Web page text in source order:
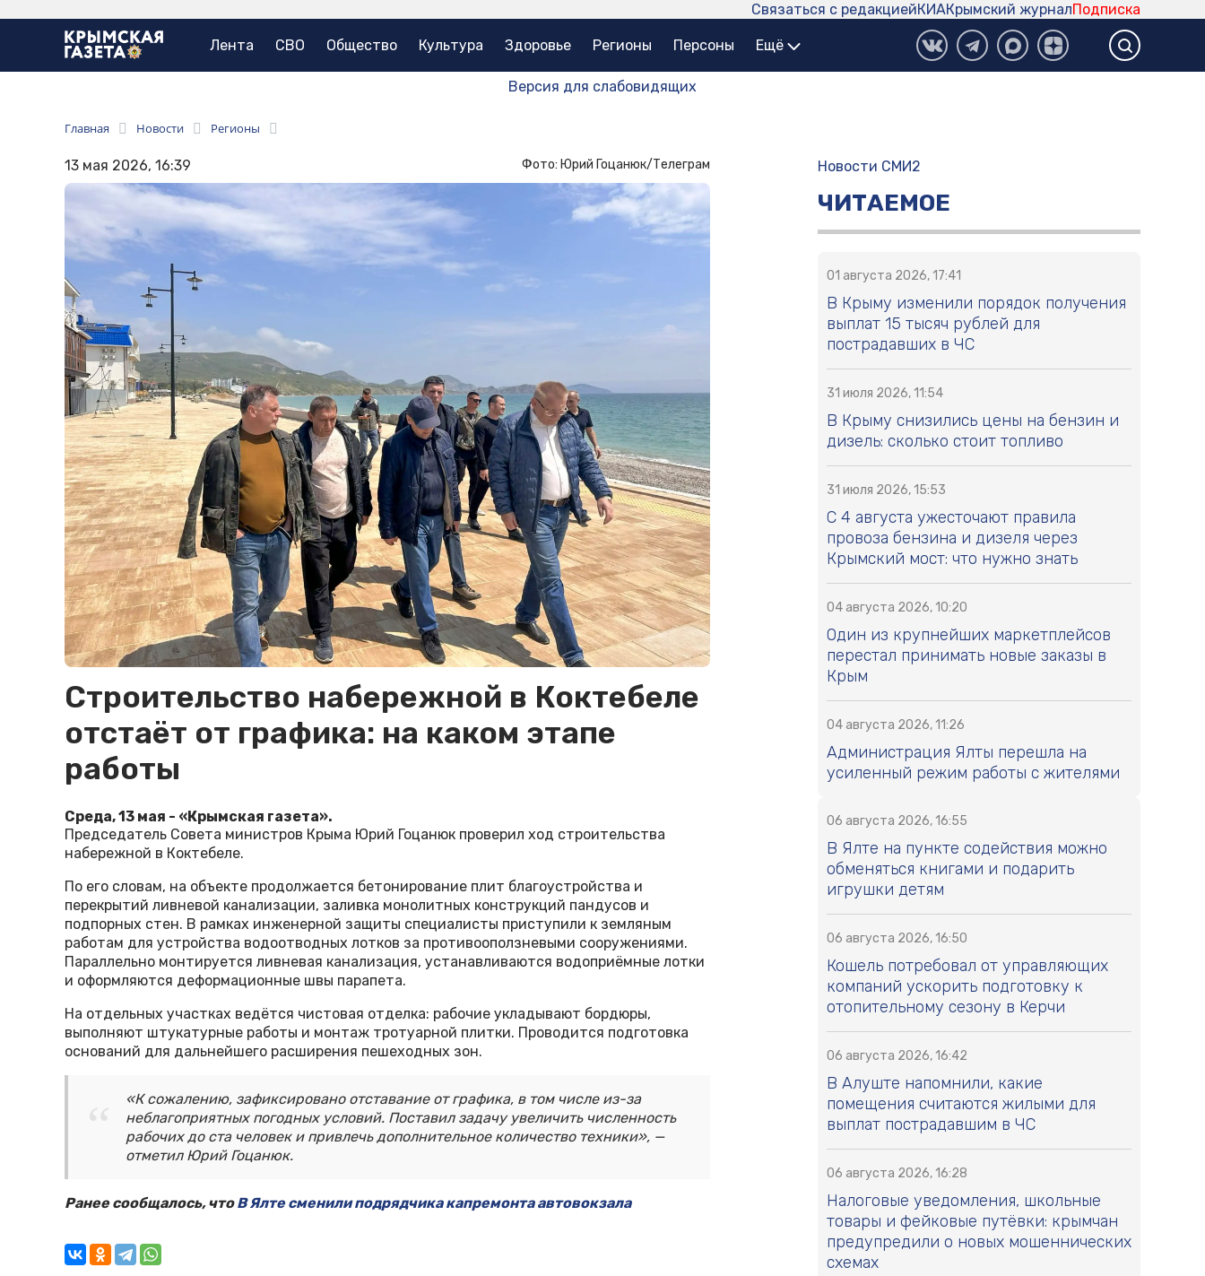
Подписка
Крымский журнал
КИА
Связаться с редакцией
Лента СВО Общество Культура Здоровье Регионы Персоны Ещё
Версия для слабовидящих
Главная Новости Регионы
13 мая 2026, 16:39 Фото: Юрий Гоцанюк/Телеграм
Строительство набережной в Коктебеле
отстаёт от графика: на каком этапе
работы
Среда, 13 мая - «Крымская газета».
Председатель Совета министров Крыма Юрий Гоцанюк проверил ход строительства
набережной в Коктебеле.
По его словам, на объекте продолжается бетонирование плит благоустройства и
перекрытий ливневой канализации, заливка монолитных конструкций пандусов и
подпорных стен. В рамках инженерной защиты специалисты приступили к земляным
работам для устройства водоотводных лотков за противооползневыми сооружениями.
Параллельно монтируется ливневая канализация, устанавливаются водоприёмные лотки
и оформляются деформационные швы парапета.
На отдельных участках ведётся чистовая отделка: рабочие укладывают бордюры,
выполняют штукатурные работы и монтаж тротуарной плитки. Проводится подготовка
оснований для дальнейшего расширения пешеходных зон.
«К сожалению, зафиксировано отставание от графика, в том числе из-за
неблагоприятных погодных условий. Поставил задачу увеличить численность
рабочих до ста человек и привлечь дополнительное количество техники», —
отметил Юрий Гоцанюк.
Ранее сообщалось, чтоВ Ялте сменили подрядчика капремонта автовокзала
Новости СМИ2
ЧИТАЕМОЕ
01 августа 2026, 17:41
В Крыму изменили порядок получения
выплат 15 тысяч рублей для
пострадавших в ЧС
31 июля 2026, 11:54
В Крыму снизились цены на бензин и
дизель: сколько стоит топливо
31 июля 2026, 15:53
С 4 августа ужесточают правила
провоза бензина и дизеля через
Крымский мост: что нужно знать
04 августа 2026, 10:20
Один из крупнейших маркетплейсов
перестал принимать новые заказы в
Крым
04 августа 2026, 11:26
Администрация Ялты перешла на
усиленный режим работы с жителями
06 августа 2026, 16:55
В Ялте на пункте содействия можно
обменяться книгами и подарить
игрушки детям
06 августа 2026, 16:50
Кошель потребовал от управляющих
компаний ускорить подготовку к
отопительному сезону в Керчи
06 августа 2026, 16:42
В Алуште напомнили, какие
помещения считаются жилыми для
выплат пострадавшим в ЧС
06 августа 2026, 16:28
Налоговые уведомления, школьные
товары и фейковые путёвки: крымчан
предупредили о новых мошеннических
схемах